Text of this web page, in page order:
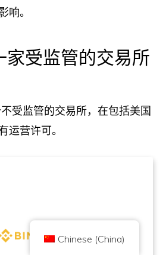
响。
家受监管的交易所
受监管的交易所，在包括美国
运营许可。
Ltd trading as Coin Kickoff 版权所有
House, 14-18 Great Titchfield Street,
Kingdom, W1W 8BD
管局的监管，不受英国金融服务补偿计划的保
务的管辖范围内。投资加密货币是有风险的，
隐私政策 联系我们
Chinese (China)